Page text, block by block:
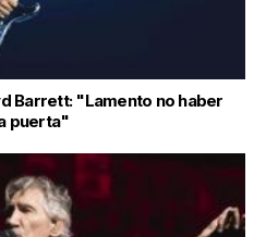
Barrett: "Lamento no haber
puerta"